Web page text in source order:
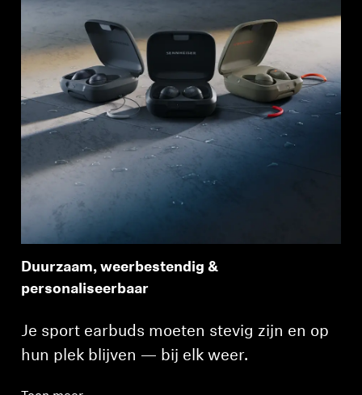
Duurzaam, weerbestendig &
personaliseerbaar
Je sport earbuds moeten stevig zijn en op
hun plek blijven — bij elk weer.